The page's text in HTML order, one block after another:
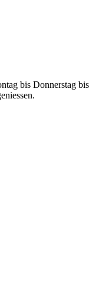
bis Donnerstag bis